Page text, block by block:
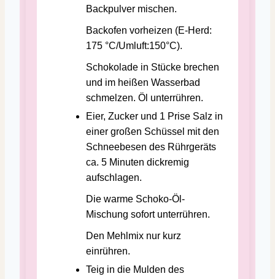
Backpulver mischen.
Backofen vorheizen (E-Herd:
175 °C/Umluft:150°C).
Schokolade in Stücke brechen
und im heißen Wasserbad
schmelzen. Öl unterrühren.
Eier, Zucker und 1 Prise Salz in
einer großen Schüssel mit den
Schneebesen des Rührgeräts
ca. 5 Minuten dickremig
aufschlagen.
Die warme Schoko-Öl-
Mischung sofort unterrühren.
Den Mehlmix nur kurz
einrühren.
Teig in die Mulden des